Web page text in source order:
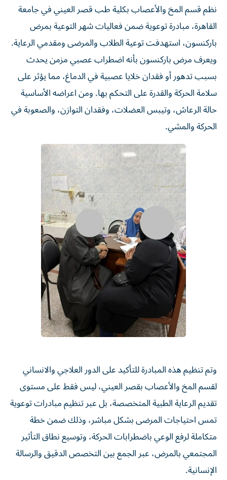
نظم قسم المخ والأعصاب بكلية طب قصر العيني في جامعة
القاهرة، مبادرة توعوية ضمن فعاليات شهر التوعية بمرض
باركنسون، استهدفت توعية الطلاب والمرضى ومقدمي الرعاية.
ويعرف مرض باركنسون بأنه اضطراب عصبي مزمن يحدث
بسبب تدهور أو فقدان خلايا عصبية في الدماغ، مما يؤثر على
سلامة الحركة والقدرة على التحكم بها. ومن اعراضه الأساسية
حالة الرعاش، وتيبس العضلات، وفقدان التوازن، والصعوبة في
الحركة والمشي.
وتم تنظيم هذه المبادرة للتأكيد على الدور العلاجي والانساني
لقسم المخ والأعصاب بقصر العيني، ليس فقط على مستوى
تقديم الرعاية الطبية المتخصصة، بل عبر تنظيم مبادرات توعوية
تمس احتياجات المرضى بشكل مباشر، وذلك ضمن خطة
متكاملة لرفع الوعي باضطرابات الحركة، وتوسيع نطاق التأثير
المجتمعي بالمرض، عبر الجمع بين التخصص الدقيق والرسالة
الإنسانية.